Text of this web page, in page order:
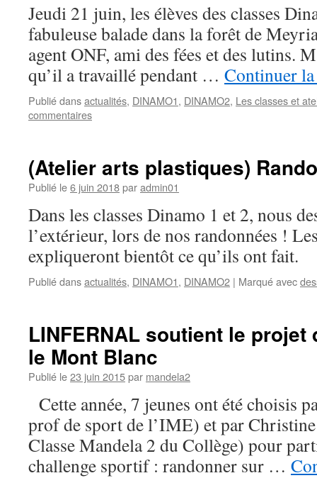
Jeudi 21 juin, les élèves des classes
fabuleuse balade dans la forêt de
agent ONF, ami des fées et des lutins.
qu’il a travaillé pendant … Continuer
Publié dansactualités, DINAMO1, DINAMO2, Les classes et
commentaires
(Atelier arts plastiques)
Publié le6 juin 2018paradmin01
Dans les classes Dinamo 1 et 2, nous
l’extérieur, lors de nos randonnées !
expliqueront bientôt ce qu’ils ont fait.
Publié dansactualités, DINAMO1, DINAMO2 | Marqué avec
LINFERNAL soutient le
le Mont Blanc
Publié le23 juin 2015par mandela2
Cette année, 7 jeunes ont été choisis
prof de sport de l’IME) et par
Classe Mandela 2 du Collège) pour
challenge sportif : randonner sur …